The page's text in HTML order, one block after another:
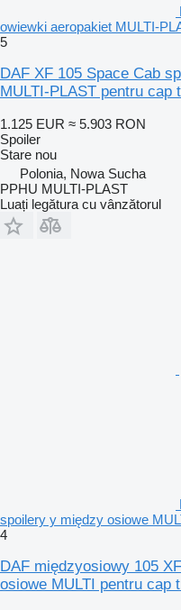
owiewki aeropakiet MULTI-
5
DAF XF 105 Space Cab
MULTI-PLAST pentru cap
1.125 EUR ≈ 5.903 RON
Spoiler
Stare nou
Polonia, Nowa Sucha
PPHU MULTI-PLAST
Luați legătura cu vânzătorul
spoilery y między osiowe
4
DAF międzyosiowy 105
osiowe MULTI pentru cap